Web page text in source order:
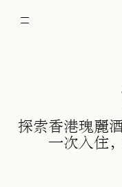
探索香港瑰麗
一次入住